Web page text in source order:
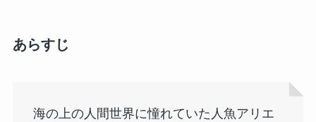
あらすじ
海の上の人間世界に憧れていた人魚アリエ